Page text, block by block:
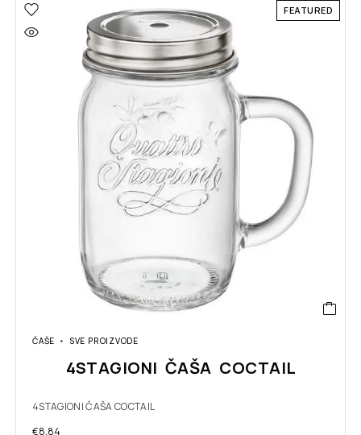
FEATURED
ČAŠE SVE PROIZVODE
4STAGIONI ČAŠA COCTAIL
4STAGIONI ČAŠA COCTAIL
€8.84